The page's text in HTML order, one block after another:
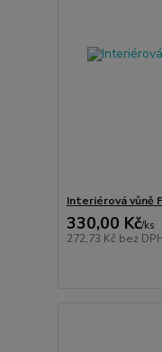
Interiérová vůně
330,00 Kč/ks
272,73 Kč bez